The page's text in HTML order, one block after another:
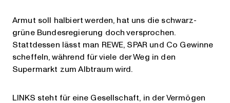
Armut soll halbiert werden, hat uns die schwarz-
grüne Bundesregierung doch versprochen.
Stattdessen lässt man REWE, SPAR und Co Gewinne
scheffeln, während für viele der Weg in den
Supermarkt zum Albtraum wird.
LINKS steht für eine Gesellschaft, in der Vermögen